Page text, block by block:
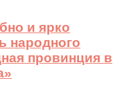
и ярко
народного
провинция в